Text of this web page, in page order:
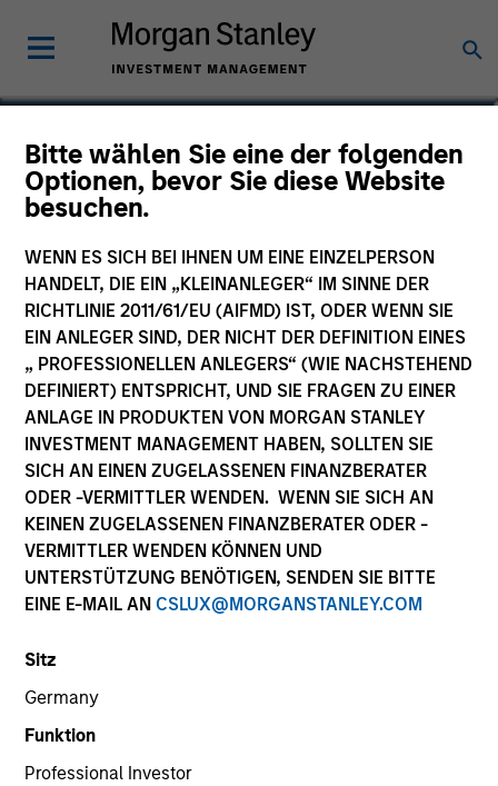
Bitte wählen Sie eine der folgenden
Optionen, bevor Sie diese Website
besuchen.
WENN ES SICH BEI IHNEN UM EINE EINZELPERSON
HANDELT, DIE EIN „KLEINANLEGER“ IM SINNE DER
RICHTLINIE 2011/61/EU (AIFMD) IST, ODER WENN SIE
EIN ANLEGER SIND, DER NICHT DER DEFINITION EINES
„ PROFESSIONELLEN ANLEGERS“ (WIE NACHSTEHEND
DEFINIERT) ENTSPRICHT, UND SIE FRAGEN ZU EINER
ANLAGE IN PRODUKTEN VON MORGAN STANLEY
INVESTMENT MANAGEMENT HABEN, SOLLTEN SIE
SICH AN EINEN ZUGELASSENEN FINANZBERATER
ODER -VERMITTLER WENDEN. WENN SIE SICH AN
KEINEN ZUGELASSENEN FINANZBERATER ODER -
VERMITTLER WENDEN KÖNNEN UND
UNTERSTÜTZUNG BENÖTIGEN, SENDEN SIE BITTE
EINE E-MAIL AN CSLUX@MORGANSTANLEY.COM
Sitz
Germany
Funktion
Professional Investor
Ian Kirwan
Managing Director, Co-Head of Global
Team